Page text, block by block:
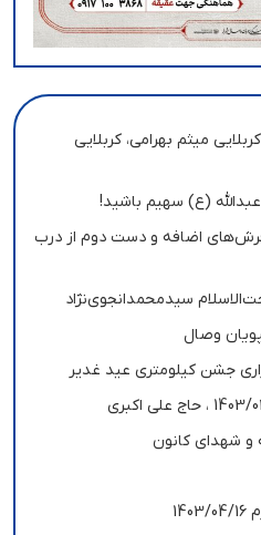
میثم بهرامی، کربلایی
(ع) سهیم باشید!
فرش‌های اضافه و دست دوم از درب
سیدمحمدانجوی‌نژاد
وصال
جشن کیلومتری عید غدیر
و شهدای کانون